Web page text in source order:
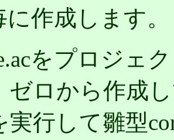
作成します。
をプロジェ
ゼロから作成
実行して雛型